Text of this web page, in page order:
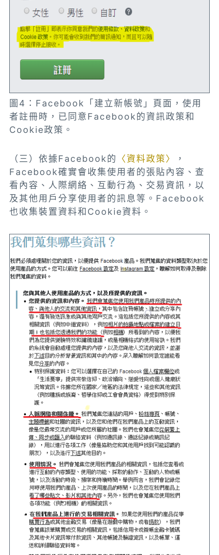
圖4：Facebook「建立新帳號」頁面，使用
者註冊時，已同意Facebook的資訊政策和
Cookie政策。
（三）依據Facebook的 〈資料政策〉
，
Facebook確實會收集使用者的張貼內容、查
看內容、人際網絡、互動行為、交易資訊，以
及其他用戶分享使用者的訊息等。Facebook
也收集裝置資料和Cookie資料。